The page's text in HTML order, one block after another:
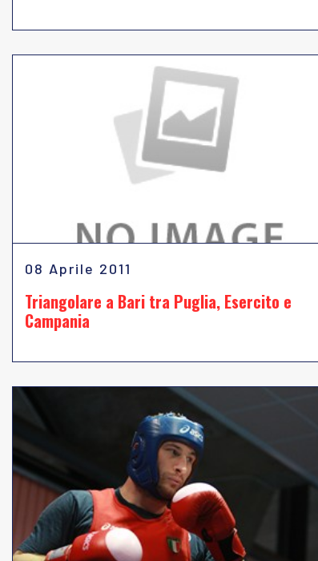
08 Aprile 2011
Triangolare a Bari tra Puglia, Esercito e
Campania